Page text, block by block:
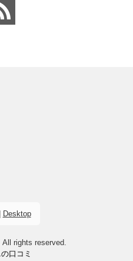
Desktop
All rights reserved.
口コミ